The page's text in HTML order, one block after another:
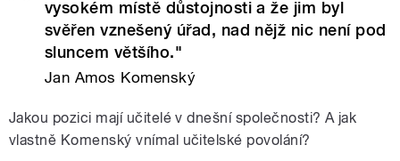
vysokém místě důstojnosti a že jim byl
svěřen vznešený úřad, nad nějž nic není pod
sluncem většího."
Jan Amos Komenský
Jakou pozici mají učitelé v dnešní společnosti? A jak
vlastně Komenský vnímal učitelské povolání?